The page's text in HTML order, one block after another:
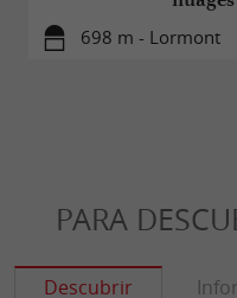
698 m - Lormont
PARA
Descubrir